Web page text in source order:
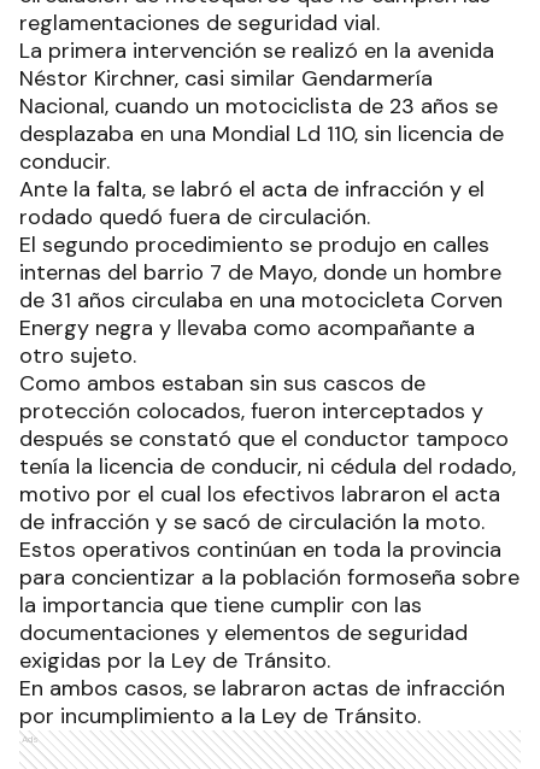
reglamentaciones de seguridad vial.
La primera intervención se realizó en la avenida
Néstor Kirchner, casi similar Gendarmería
Nacional, cuando un motociclista de 23 años se
desplazaba en una Mondial Ld 110, sin licencia de
conducir.
Ante la falta, se labró el acta de infracción y el
rodado quedó fuera de circulación.
El segundo procedimiento se produjo en calles
internas del barrio 7 de Mayo, donde un hombre
de 31 años circulaba en una motocicleta Corven
Energy negra y llevaba como acompañante a
otro sujeto.
Como ambos estaban sin sus cascos de
protección colocados, fueron interceptados y
después se constató que el conductor tampoco
tenía la licencia de conducir, ni cédula del rodado,
motivo por el cual los efectivos labraron el acta
de infracción y se sacó de circulación la moto.
Estos operativos continúan en toda la provincia
para concientizar a la población formoseña sobre
la importancia que tiene cumplir con las
documentaciones y elementos de seguridad
exigidas por la Ley de Tránsito.
En ambos casos, se labraron actas de infracción
por incumplimiento a la Ley de Tránsito.
Ads